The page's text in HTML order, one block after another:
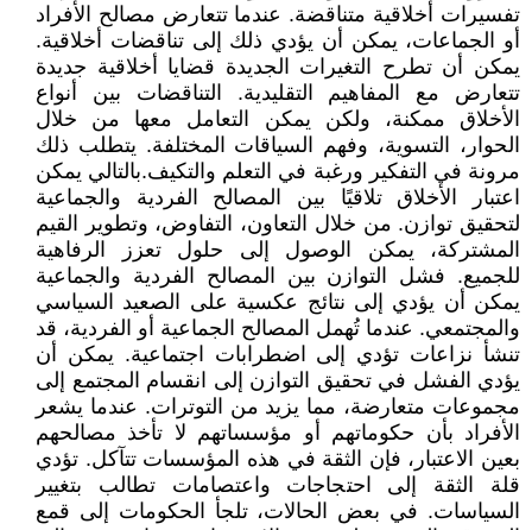
تفسيرات أخلاقية متناقضة. عندما تتعارض مصالح الأفراد
أو الجماعات، يمكن أن يؤدي ذلك إلى تناقضات أخلاقية.
يمكن أن تطرح التغيرات الجديدة قضايا أخلاقية جديدة
تتعارض مع المفاهيم التقليدية. التناقضات بين أنواع
الأخلاق ممكنة، ولكن يمكن التعامل معها من خلال
الحوار، التسوية، وفهم السياقات المختلفة. يتطلب ذلك
مرونة في التفكير ورغبة في التعلم والتكيف.بالتالي يمكن
اعتبار الأخلاق تلاقيًا بين المصالح الفردية والجماعية
لتحقيق توازن. من خلال التعاون، التفاوض، وتطوير القيم
المشتركة، يمكن الوصول إلى حلول تعزز الرفاهية
للجميع. فشل التوازن بين المصالح الفردية والجماعية
يمكن أن يؤدي إلى نتائج عكسية على الصعيد السياسي
والمجتمعي. عندما تُهمل المصالح الجماعية أو الفردية، قد
تنشأ نزاعات تؤدي إلى اضطرابات اجتماعية. يمكن أن
يؤدي الفشل في تحقيق التوازن إلى انقسام المجتمع إلى
مجموعات متعارضة، مما يزيد من التوترات. عندما يشعر
الأفراد بأن حكوماتهم أو مؤسساتهم لا تأخذ مصالحهم
بعين الاعتبار، فإن الثقة في هذه المؤسسات تتآكل. تؤدي
قلة الثقة إلى احتجاجات واعتصامات تطالب بتغيير
السياسات. في بعض الحالات، تلجأ الحكومات إلى قمع